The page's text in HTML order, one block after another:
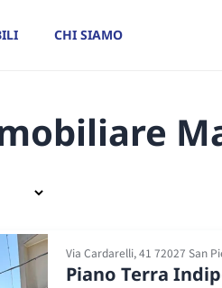
CHI SIAMO
Via Cardarelli, 41 72027 San
Piano Terra